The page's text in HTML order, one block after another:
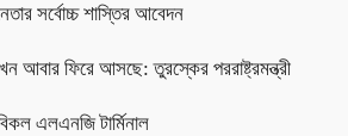
সর্বোচ্চ শাস্তির আবেদন
আবার ফিরে আসছে: তুরস্কের পররাষ্ট্রমন্ত্রী
এলএনজি টার্মিনাল